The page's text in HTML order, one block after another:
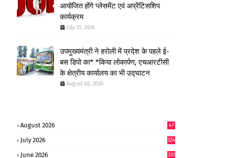
आयोजित होंगे प्लेसमेंट एवं अप्रेंटिसशिप
कार्यक्रम
July 21, 2026
उपमुख्यमंत्री ने हरोली में प्रदेश के पहले ई-
बस डिपो का* *किया लोकार्पण, एचआरटीसी
के क्षेत्रीय कार्यालय का भी उद्घाटन
August 02, 2026
August 2026 47
July 2026 324
June 2026 331